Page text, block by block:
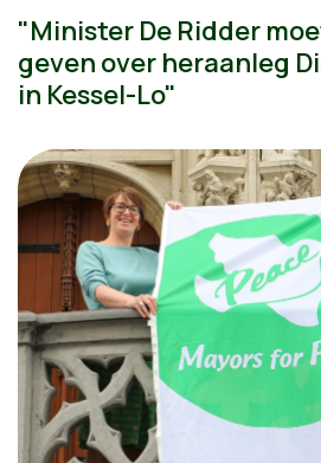
"Minister De Ridder
geven over heraanleg
in Kessel-Lo"